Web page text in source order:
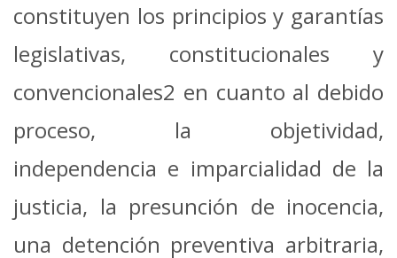
constituyen los principios y garantías
legislativas, constitucionales y
convencionales2 en cuanto al debido
proceso, la objetividad,
independencia e imparcialidad de la
justicia, la presunción de inocencia,
una detención preventiva arbitraria,